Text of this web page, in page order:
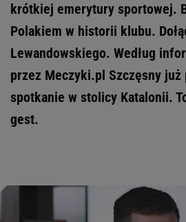
krótkiej emerytury sportowej.
Polakiem w historii klubu.
Lewandowskiego. Według
przez Meczyki.pl Szczęsny już
spotkanie w stolicy Katalonii.
gest.